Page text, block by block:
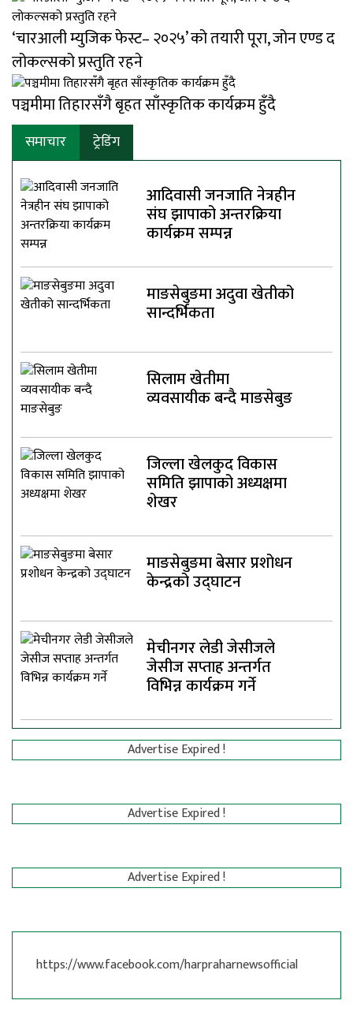
‘चारआली म्युजिक फेस्ट– २०२५’ को तयारी पूरा, जोन एण्ड द
लोकल्सको प्रस्तुति रहने
पञ्चमीमा तिहारसँगै बृहत साँस्कृतिक कार्यक्रम हुँदै
समाचार ट्रेडिंग
आदिवासी जनजाति नेत्रहीन
संघ झापाको अन्तरक्रिया
कार्यक्रम सम्पन्न
माङसेबुङमा अदुवा खेतीको
सान्दर्भिकता
सिलाम खेतीमा
व्यवसायीक बन्दै माङसेबुङ
जिल्ला खेलकुद विकास
समिति झापाको अध्यक्षमा
शेखर
माङसेबुङमा बेसार प्रशोधन
केन्द्रको उद्घाटन
मेचीनगर लेडी जेसीजले
जेसीज सप्ताह अन्तर्गत
विभिन्न कार्यक्रम गर्ने
Advertise Expired !
Advertise Expired !
Advertise Expired !
https://www.facebook.com/harpraharnewsofficial